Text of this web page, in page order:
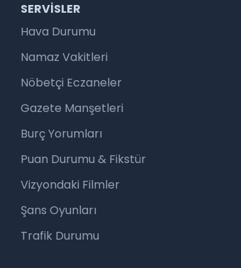
SERVISLER
Hava Durumu
Namaz Vakitleri
Nöbetçi Eczaneler
Gazete Manşetleri
Burç Yorumları
Puan Durumu & Fikstür
Vizyondaki Filmler
Şans Oyunları
Trafik Durumu